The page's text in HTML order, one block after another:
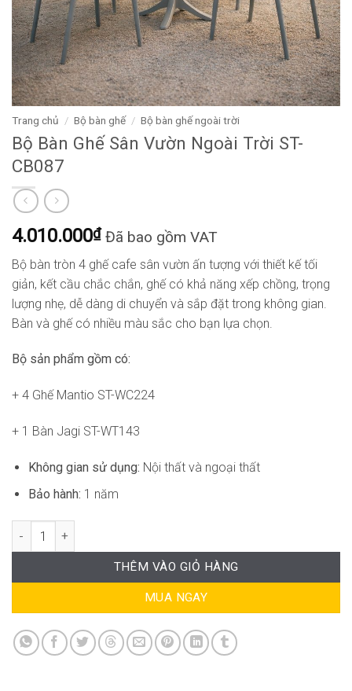
Trang chủ / Bộ bàn ghế / Bộ bàn ghế ngoài trời
Bộ Bàn Ghế Sân Vườn Ngoài Trời ST-
CB087
4.010.000₫ Đã bao gồm VAT
Bộ bàn tròn 4 ghế cafe sân vườn ấn tượng với thiết kế tối
giản, kết cầu chắc chắn, ghế có khả năng xếp chồng, trọng
lượng nhẹ, dễ dàng di chuyển và sắp đặt trong không gian.
Bàn và ghế có nhiều màu sắc cho bạn lựa chọn.
Bộ sản phẩm gồm có:
+ 4 Ghế Mantio ST-WC224
+ 1 Bàn Jagi ST-WT143
Không gian sử dụng: Nội thất và ngoại thất
Bảo hành: 1 năm
Bộ Bàn Ghế Sân Vườn Ngoài Trời ST-CB087 số lượng
THÊM VÀO GIỎ HÀNG
MUA NGAY